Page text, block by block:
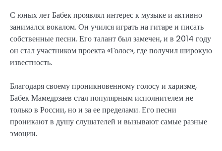
С юных лет Бабек проявлял интерес к музыке и активно
занимался вокалом. Он учился играть на гитаре и писать
собственные песни. Его талант был замечен, и в 2014 году
он стал участником проекта «Голос», где получил широкую
известность.
Благодаря своему проникновенному голосу и харизме,
Бабек Мамедрзаев стал популярным исполнителем не
только в России, но и за ее пределами. Его песни
проникают в душу слушателей и вызывают самые разные
эмоции.